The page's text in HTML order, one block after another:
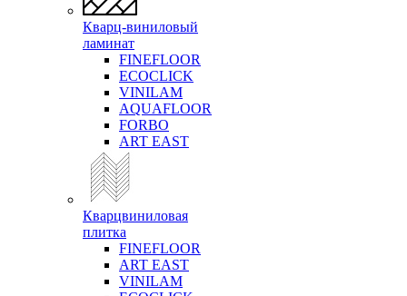
Кварц-виниловый
ламинат
FINEFLOOR
ECOCLICK
VINILAM
AQUAFLOOR
FORBO
ART EAST
Кварцвиниловая
плитка
FINEFLOOR
ART EAST
VINILAM